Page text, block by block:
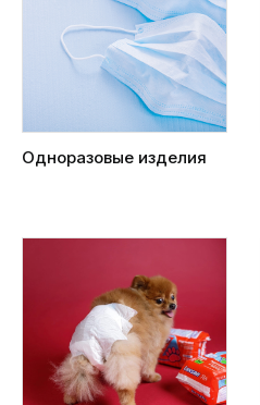
Одноразовые изделия